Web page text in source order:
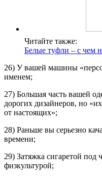
Читайте также:
Белые туфли – с чем
26) У вашей машины
именем;
27) Большая часть вашей
дорогих дизайнеров, но
от настоящих»;
28) Раньше вы серьезно
времени;
29) Затяжка сигаретой под
физкультурой;